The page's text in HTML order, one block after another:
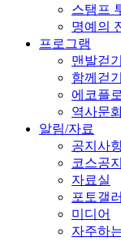
스탬프
명예의
프로그램
맨발걷기
함께걷기
에코플
역사문
알림/자료
공지사
코스공지
자료실
포토갤
미디어
자주하